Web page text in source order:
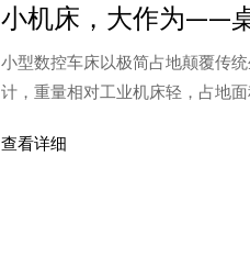
小机床，大作为——
小型数控车床以极简占地颠覆传
计，重量相对工业机床轻，占地
查看详细